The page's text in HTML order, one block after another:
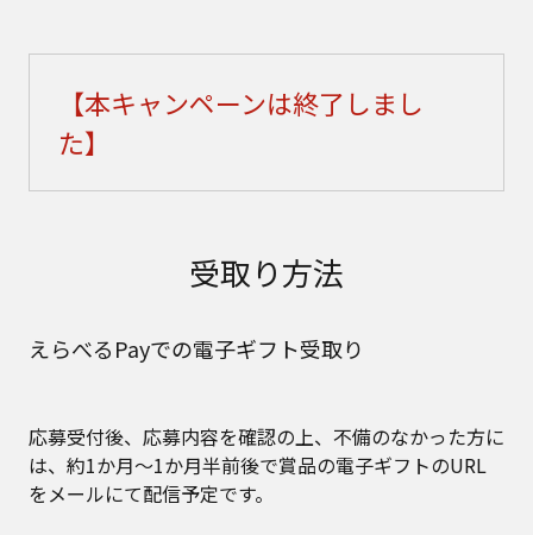
【本キャンペーンは終了しまし
た】
受取り方法
えらべるPayでの電子ギフト受取り
応募受付後、応募内容を確認の上、不備のなかった方に
は、約1か月～1か月半前後で賞品の電子ギフトのURL
をメールにて配信予定です。